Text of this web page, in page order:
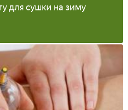
для сушки на зиму